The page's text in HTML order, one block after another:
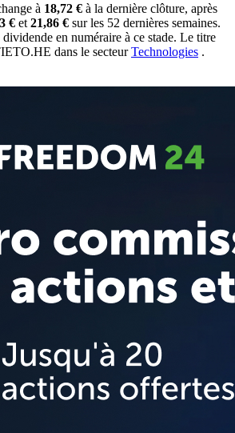
à 18,72 € à la dernière clôture, après
€ et 21,86 € sur les 52 dernières semaines.
en numéraire à ce stade. Le titre
dans le secteurTechnologies .